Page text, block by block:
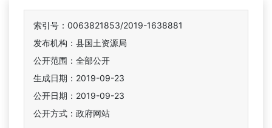
索引号：0063821853/2019-1638881
发布机构：县国土资源局
公开范围：全部公开
生成日期：2019-09-23
公开日期：2019-09-23
公开方式：政府网站